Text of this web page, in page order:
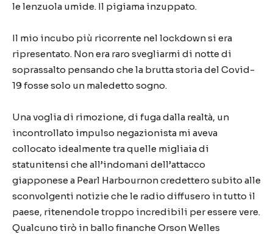
le lenzuola umide. Il pigiama inzuppato.
Il mio incubo più ricorrente nel lockdown si era
ripresentato. Non era raro svegliarmi di notte di
soprassalto pensando che la brutta storia del Covid-
19 fosse solo un maledetto sogno.
Una voglia di rimozione, di fuga dalla realtà, un
incontrollato impulso negazionista mi aveva
collocato idealmente tra quelle migliaia di
statunitensi che all’indomani dell’attacco
giapponese a Pearl Harbournon credettero subito alle
sconvolgenti notizie che le radio diffusero in tutto il
paese, ritenendole troppo incredibili per essere vere.
Qualcuno tirò in ballo finanche Orson Welles